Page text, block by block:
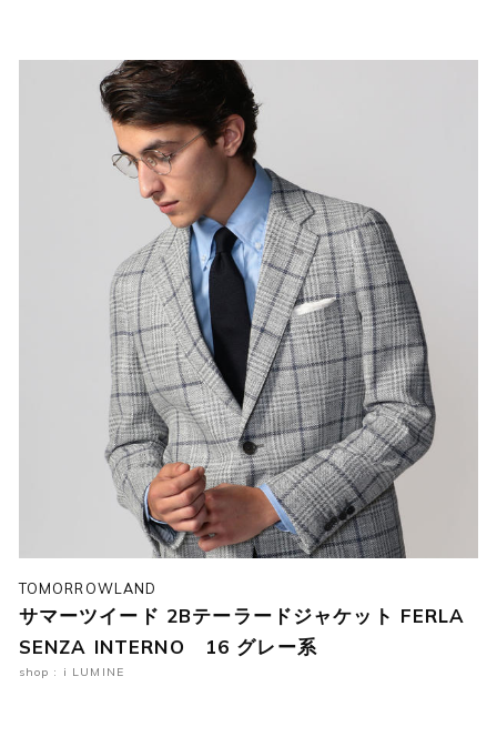
TOMORROWLAND
サマーツイード 2Bテーラードジャケット FERLA
SENZA INTERNO 16 グレー系
shop : i LUMINE